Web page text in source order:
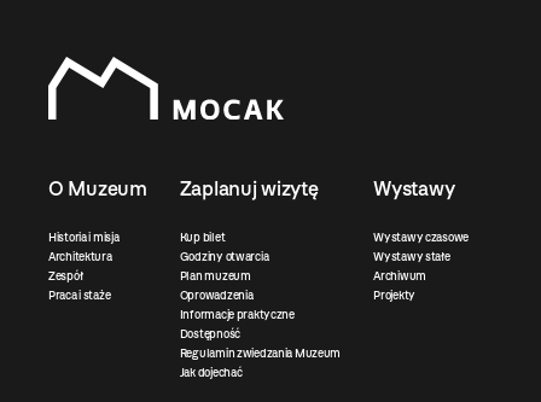
O Muzeum
Historia i misja
Architektura
Zespół
Praca i staże
Zaplanuj wizytę
Kup bilet
Godziny otwarcia
Plan muzeum
Oprowadzenia
Informacje praktyczne
Dostępność
Regulamin zwiedzania Muzeum
Jak dojechać
Wystawy
Wystawy czasowe
Wystawy stałe
Archiwum
Projekty